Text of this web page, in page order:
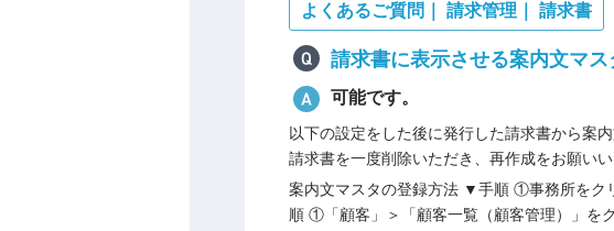
よくあるご質問｜ 請求管理｜ 請求書
請求書に表示させる案内文マ
可能です。
以下の設定をした後に発行した請求書から案
請求書を一度削除いただき、再作成をお願いい
案内文マスタの登録方法 ▼手順 ①事務所をク
順 ①「顧客」＞「顧客一覧（顧客管理）」を